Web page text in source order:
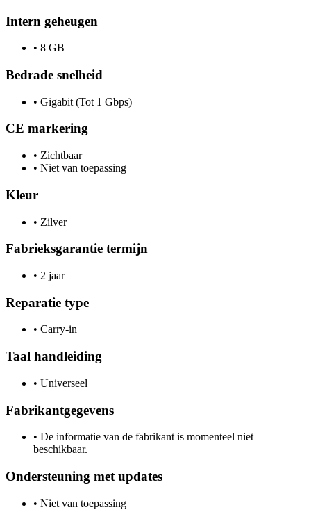
Intern geheugen
• 8 GB
Bedrade snelheid
• Gigabit (Tot 1 Gbps)
CE markering
• Zichtbaar
• Niet van toepassing
Kleur
• Zilver
Fabrieksgarantie termijn
• 2 jaar
Reparatie type
• Carry-in
Taal handleiding
• Universeel
Fabrikantgegevens
• De informatie van de fabrikant is momenteel niet
beschikbaar.
Ondersteuning met updates
• Niet van toepassing